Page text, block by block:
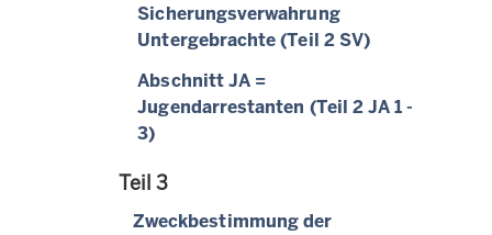
Sicherungsverwahrung
Untergebrachte (Teil 2 SV)
Abschnitt JA =
Jugendarrestanten (Teil 2 JA 1 -
3)
Teil 3
Zweckbestimmung der